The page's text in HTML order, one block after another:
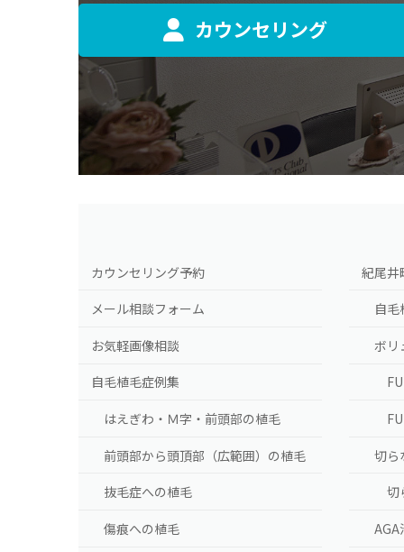
カウンセリング
カウンセリング予約
メール相談フォーム
お気軽画像相談
自毛植毛症例集
はえぎわ・Ｍ字・前頭部の植毛
前頭部から頭頂部（広範囲）の植毛
抜毛症への植毛
傷痕への植毛
紀尾井
自
ボリ
切ら
切
AGA